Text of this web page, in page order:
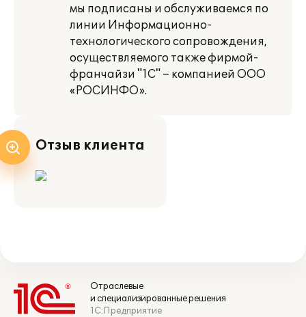
мы подписаны и обслуживаемся по
линии Информационно-
технологического сопровождения,
осуществляемого также фирмой-
франчайзи "1С" – компанией ООО
«РОСИНФО».
Отзыв клиента
Отраслевые
и специализированные решения
1С:Предприятие